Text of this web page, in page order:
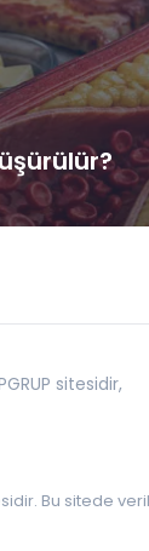
sitesidir,
Bu sitede